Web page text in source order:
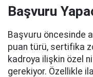
Başvuru
Başvuru öncesinde
puan türü, sertifika
kadroya ilişkin özel
gerekiyor. Özellikle